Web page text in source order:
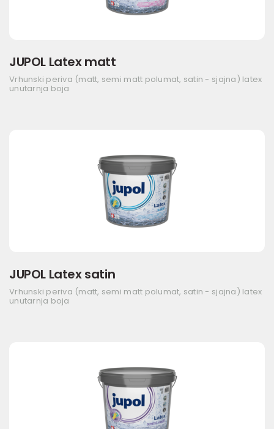
JUPOL Latex matt
Vrhunski periva (matt, semi matt polumat, satin - sjajna) latex
unutarnja boja
JUPOL Latex satin
Vrhunski periva (matt, semi matt polumat, satin - sjajna) latex
unutarnja boja